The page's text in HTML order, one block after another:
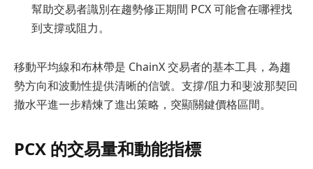
幫助交易者識別在趨勢修正期間 PCX 可能會在哪裡找
到支撐或阻力。
移動平均線和布林帶是 ChainX 交易者的基本工具，為趨
勢方向和波動性提供清晰的信號。支撐/阻力和斐波那契回
撤水平進一步精煉了進出策略，突顯關鍵價格區間。
PCX 的交易量和動能指標